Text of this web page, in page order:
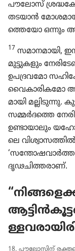
പൗലോസ്‌
തടയാൻ
ത്തെ​യോ ഒന്നും
17 സമാന​മാ​യി,
മു​ട്ടു​ക​ളും
ഉപദ്ര​വ​മോ
വൈകാ​രി​ക​മോ
മാ​യി മല്ലിടു​ന്നു.
സമ്മർദത്തെ
ഉണ്ടായാ​ലും
ലെ
‘സന്തോ​ഷ​വാർത്ത
ദൃഢചി​ത്ത​രാണ്‌.
18. പൗലോ​സിന്‌